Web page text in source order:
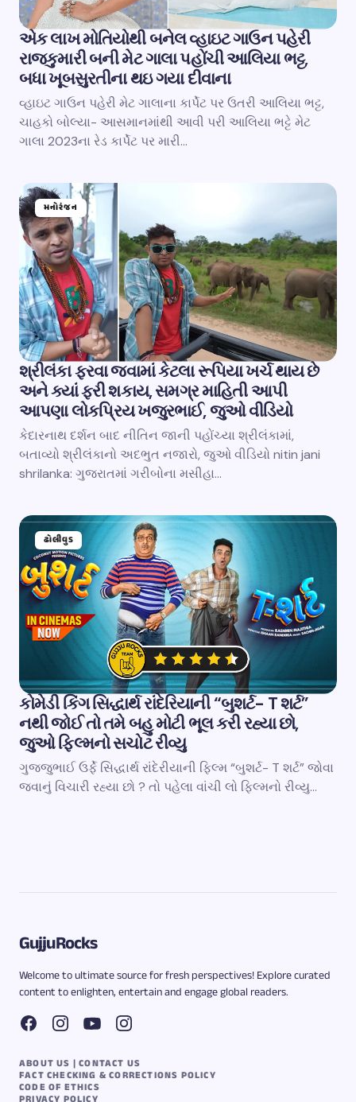
એક લાખ મોતિયોથી બનેલ વ્હાઇટ ગાઉન પહેરી
રાજકુમારી બની મેટ ગાલા પહોંચી આલિયા ભટ્ટ,
બધા ખૂબસુરતીના થઇ ગયા દીવાના
વ્હાઇટ ગાઉન પહેરી મેટ ગાલાના કાર્પેટ પર ઉતરી આલિયા ભટ્ટ,
ચાહકો બોલ્યા- આસમાનમાંથી આવી પરી આલિયા ભટ્ટે મેટ
ગાલા 2023ના રેડ કાર્પેટ પર મારી…
મનોરંજન
શ્રીલંકા ફરવા જવામાં કેટલા રૂપિયા ખર્ચ થાય છે
અને ક્યાં ફરી શકાય, સમગ્ર માહિતી આપી
આપણા લોકપ્રિય ખજુરભાઈ, જુઓ વીડિયો
કેદારનાથ દર્શન બાદ નીતિન જાની પહોંચ્યા શ્રીલંકામાં,
બતાવ્યો શ્રીલંકાનો અદભુત નજારો, જુઓ વીડિયો nitin jani
shrilanka: ગુજરાતમાં ગરીબોના મસીહા…
ઢોલીવુડ
કોમેડી કિંગ સિદ્ધાર્થ રાંદેરિયાની “બુશર્ટ- T શર્ટ”
નથી જોઈ તો તમે બહુ મોટી ભૂલ કરી રહ્યા છો,
જુઓ ફિલ્મનો સચોટ રીવ્યુ
ગુજ્જુભાઈ ઉર્ફે સિદ્ધાર્થ રાંદેરીયાની ફિલ્મ “બુશર્ટ- T શર્ટ” જોવા
જવાનું વિચારી રહ્યા છો ? તો પહેલા વાંચી લો ફિલ્મનો રીવ્યુ…
GujjuRocks
Welcome to ultimate source for fresh perspectives! Explore curated
content to enlighten, entertain and engage global readers.
ABOUT US | CONTACT US
FACT CHECKING & CORRECTIONS POLICY
CODE OF ETHICS